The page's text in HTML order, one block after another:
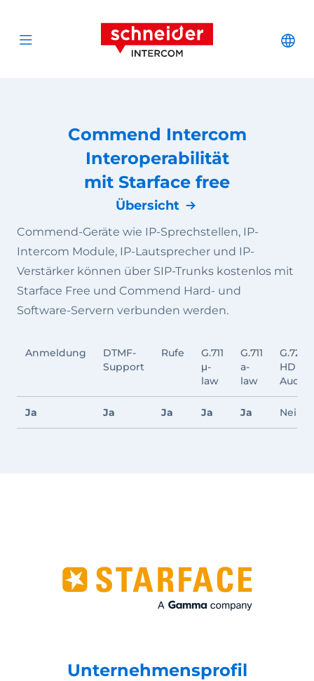
Open menu
Schneider
Commend Intercom
Interoperabilität
mit Starface free
Übersicht
Commend-Geräte wie IP-Sprechstellen, IP-
Intercom Module, IP-Lautsprecher und IP-
Verstärker können über SIP-Trunks kostenlos mit
Starface Free und Commend Hard- und
Software-Servern verbunden werden.
Anmeldung
DTMF-
Support
Rufe
G.711
μ-
law
G.711
a-
law
G.722
HD
Audio
Ja Ja Ja Ja Ja Nein
Unternehmensprofil